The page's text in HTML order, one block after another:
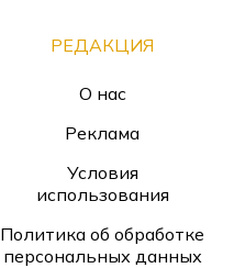
РЕДАКЦИЯ
О нас
Реклама
Условия
использования
Политика об обработке
персональных данных